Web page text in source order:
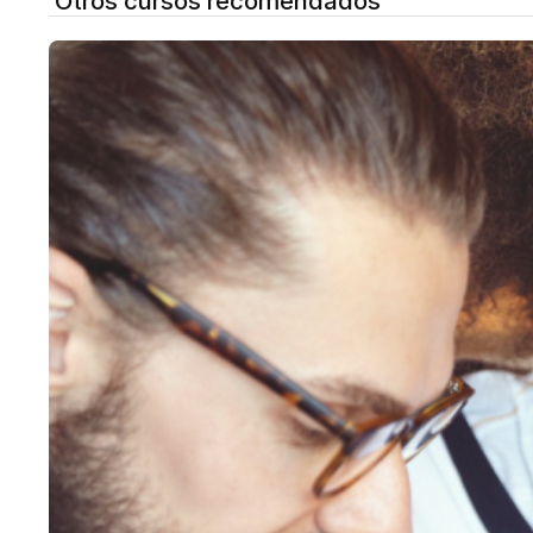
Por mi bagaje profesional, en el año 2021 se
Referencias" Mujer referente"
https://www.executivasdegalicia.org/
Referencia en el Fichero virtual de autoridades.
https://viaf.org/viaf/search?
Referencia en la biblioteca nacional de España.
http://datos.bne.es/persona/XX4603692.html